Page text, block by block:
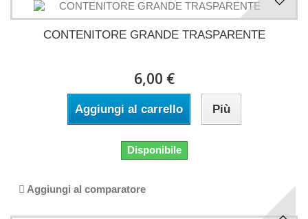
CONTENITORE GRANDE TRASPARENTE
6,00 €
Aggiungi al carrello Più
Disponibile
Aggiungi al comparatore